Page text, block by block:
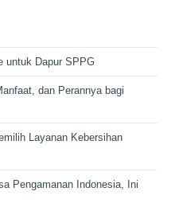
untuk Dapur SPPG
dan Perannya bagi
Layanan Kebersihan
Pengamanan Indonesia, Ini